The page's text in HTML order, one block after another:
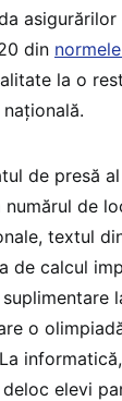
din
la o
de presă
de
textul
de calcul
o
elevi